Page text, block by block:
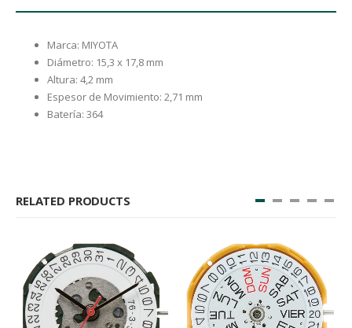
Marca: MIYOTA
Diámetro: 15,3 x 17,8 mm
Altura: 4,2 mm
Espesor de Movimiento: 2,71 mm
Batería: 364
RELATED PRODUCTS